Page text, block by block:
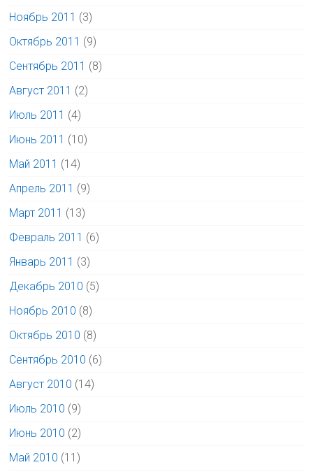
Ноябрь 2011 (3)
Октябрь 2011 (9)
Сентябрь 2011 (8)
Август 2011 (2)
Июль 2011 (4)
Июнь 2011 (10)
Май 2011 (14)
Апрель 2011 (9)
Март 2011 (13)
Февраль 2011 (6)
Январь 2011 (3)
Декабрь 2010 (5)
Ноябрь 2010 (8)
Октябрь 2010 (8)
Сентябрь 2010 (6)
Август 2010 (14)
Июль 2010 (9)
Июнь 2010 (2)
Май 2010 (11)